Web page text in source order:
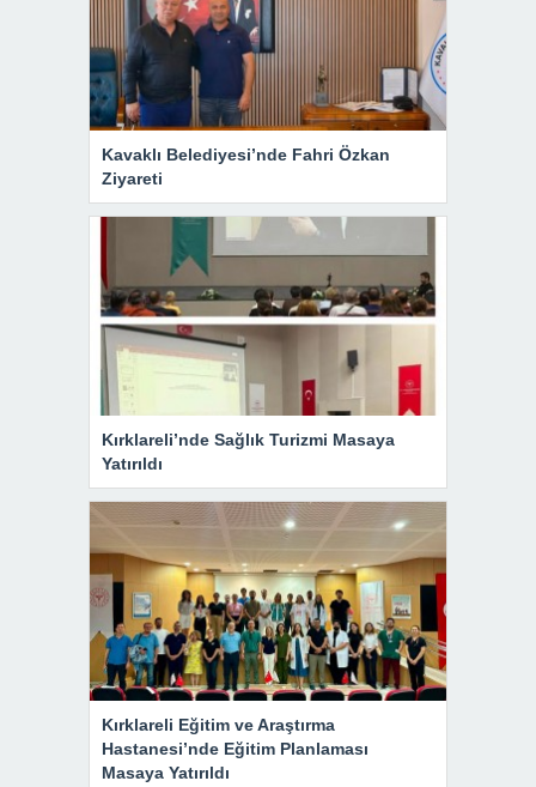
Kavaklı Belediyesi’nde Fahri Özkan
Ziyareti
Kırklareli’nde Sağlık Turizmi Masaya
Yatırıldı
Kırklareli Eğitim ve Araştırma
Hastanesi’nde Eğitim Planlaması
Masaya Yatırıldı